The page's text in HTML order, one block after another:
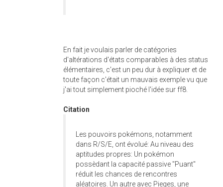
En fait je voulais parler de catégories
d'altérations d'états comparables à des status
élémentaires, c'est un peu dur à expliquer et de
toute façon c'était un mauvais exemple vu que
j'ai tout simplement pioché l'idée sur ff8.
Citation
Les pouvoirs pokémons, notamment
dans R/S/E, ont évolué: Au niveau des
aptitudes propres: Un pokémon
possèdant la capacité passive "Puant"
réduit les chances de rencontres
aléatoires. Un autre avec Pieges, une